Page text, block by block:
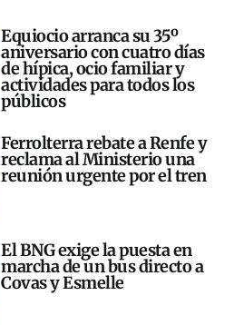
Equiocio arranca su 35º
aniversario con cuatro días
de hípica, ocio familiar y
actividades para todos los
públicos
Ferrolterra rebate a Renfe y
reclama al Ministerio una
reunión urgente por el tren
El BNG exige la puesta en
marcha de un bus directo a
Covas y Esmelle